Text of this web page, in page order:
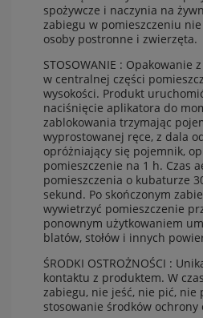
spożywcze i naczynia na
zabiegu w pomieszczeniu
osoby postronne i zwierzęta.
STOSOWANIE : Opakowanie
w centralnej części
wysokości. Produkt
naciśnięcie aplikatora do
zablokowania trzymając
wyprostowanej ręce, z dala
opróżniający się pojemnik,
pomieszczenie na 1 h. Czas
pomieszczenia o kubaturze
sekund. Po skończonym
wywietrzyć pomieszczenie
ponownym użytkowaniem
blatów, stołów i innych
ŚRODKI OSTROŻNOŚCI :
kontaktu z produktem. W
zabiegu, nie jeść, nie pić, nie
stosowanie środków ochrony